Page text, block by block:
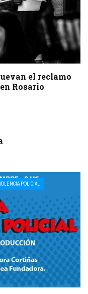
el reclamo
Rosario
POLICIAL